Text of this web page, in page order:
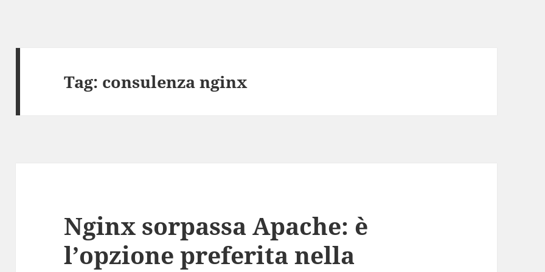
Tag: consulenza nginx
Nginx sorpassa Apache: è
l’opzione preferita nella